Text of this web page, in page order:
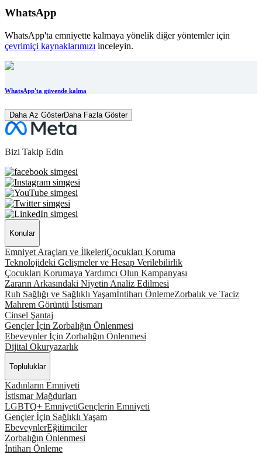
WhatsApp
WhatsApp'ta emniyette kalmaya yönelik diğer yöntemler için
çevrimiçi kaynaklarımızı inceleyin.
WhatsApp'ta güvende kalma
Daha Az GösterDaha Fazla Göster
Bizi Takip Edin
Konular
Emniyet Araçları ve İlkeleriÇocukları Koruma
Teknolojideki Gelişmeler ve Hesap Verilebilirlik
Çocukları Korumaya Yardımcı Olun Kampanyası
Zararın Arkasındaki Niyetin Analiz Edilmesi
Ruh Sağlığı ve Sağlıklı Yaşamİntiharı ÖnlemeZorbalık ve Taciz
Mahrem Görüntü İstismarı
Cinsel Şantaj
Gençler İçin Zorbalığın Önlenmesi
Ebeveynler İçin Zorbalığın Önlenmesi
Dijital Okuryazarlık
Topluluklar
Kadınların Emniyeti
İstismar Mağdurları
LGBTQ+ EmniyetiGençlerin Emniyeti
Gençler İçin Sağlıklı Yaşam
EbeveynlerEğitimciler
Zorbalığın Önlenmesi
İntiharı Önleme